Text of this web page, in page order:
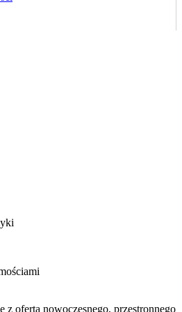
z ofertą nowoczesnego, przestronnego